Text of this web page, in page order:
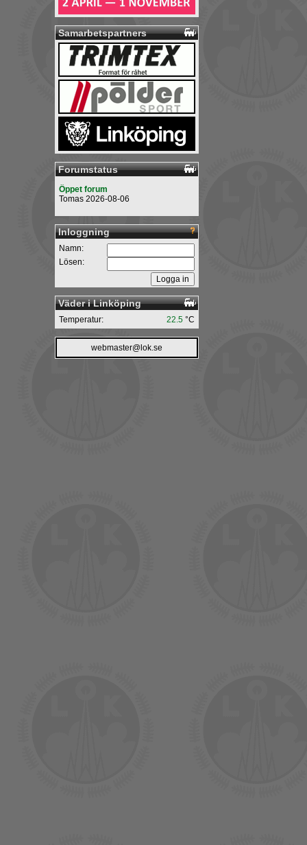
Samarbetspartners
Forumstatus
Öppet forum
Tomas 2026-08-06
Inloggning
Namn:
Lösen:
Väder i Linköping
22.5 °C
Temperatur:
webmaster@lok.se